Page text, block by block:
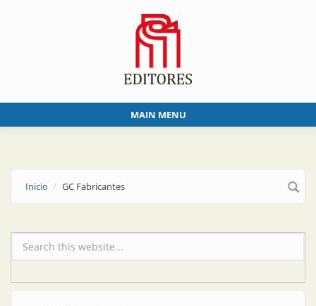
MAIN MENU
Inicio GC Fabricantes
Formulario de búsqueda